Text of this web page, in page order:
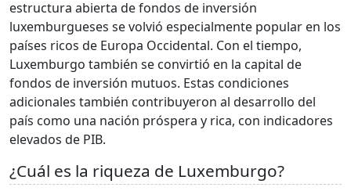
estructura abierta de fondos de inversión
luxemburgueses se volvió especialmente popular en los
países ricos de Europa Occidental. Con el tiempo,
Luxemburgo también se convirtió en la capital de
fondos de inversión mutuos. Estas condiciones
adicionales también contribuyeron al desarrollo del
país como una nación próspera y rica, con indicadores
elevados de PIB.
¿Cuál es la riqueza de Luxemburgo?